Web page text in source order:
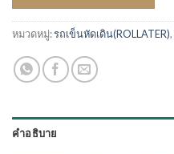
หมวดหมู่:รถเข็นหัดเดิน(ROLLATER),
คำอธิบาย